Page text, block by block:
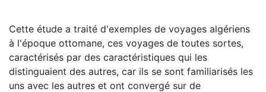
Cette étude a traité d'exemples de voyages algériens
à l'époque ottomane, ces voyages de toutes sortes,
caractérisés par des caractéristiques qui les
distinguaient des autres, car ils se sont familiarisés les
uns avec les autres et ont convergé sur de